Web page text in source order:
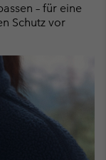
– für eine
Schutz vor